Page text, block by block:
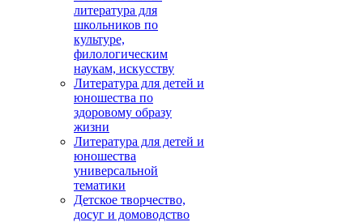
литература для
школьников по
культуре,
филологическим
наукам, искусству
Литература для детей и
юношества по
здоровому образу
жизни
Литература для детей и
юношества
универсальной
тематики
Детское творчество,
досуг и домоводство